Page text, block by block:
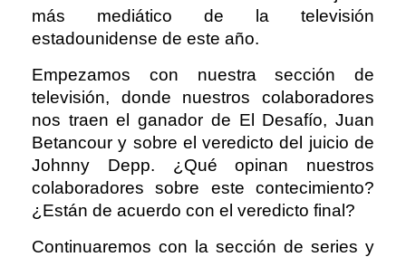
más mediático de la televisión
estadounidense de este año.
Empezamos con nuestra sección de
televisión, donde nuestros colaboradores
nos traen el ganador de El Desafío, Juan
Betancour y sobre el veredicto del juicio de
Johnny Depp. ¿Qué opinan nuestros
colaboradores sobre este contecimiento?
¿Están de acuerdo con el veredicto final?
Continuaremos con la sección de series y